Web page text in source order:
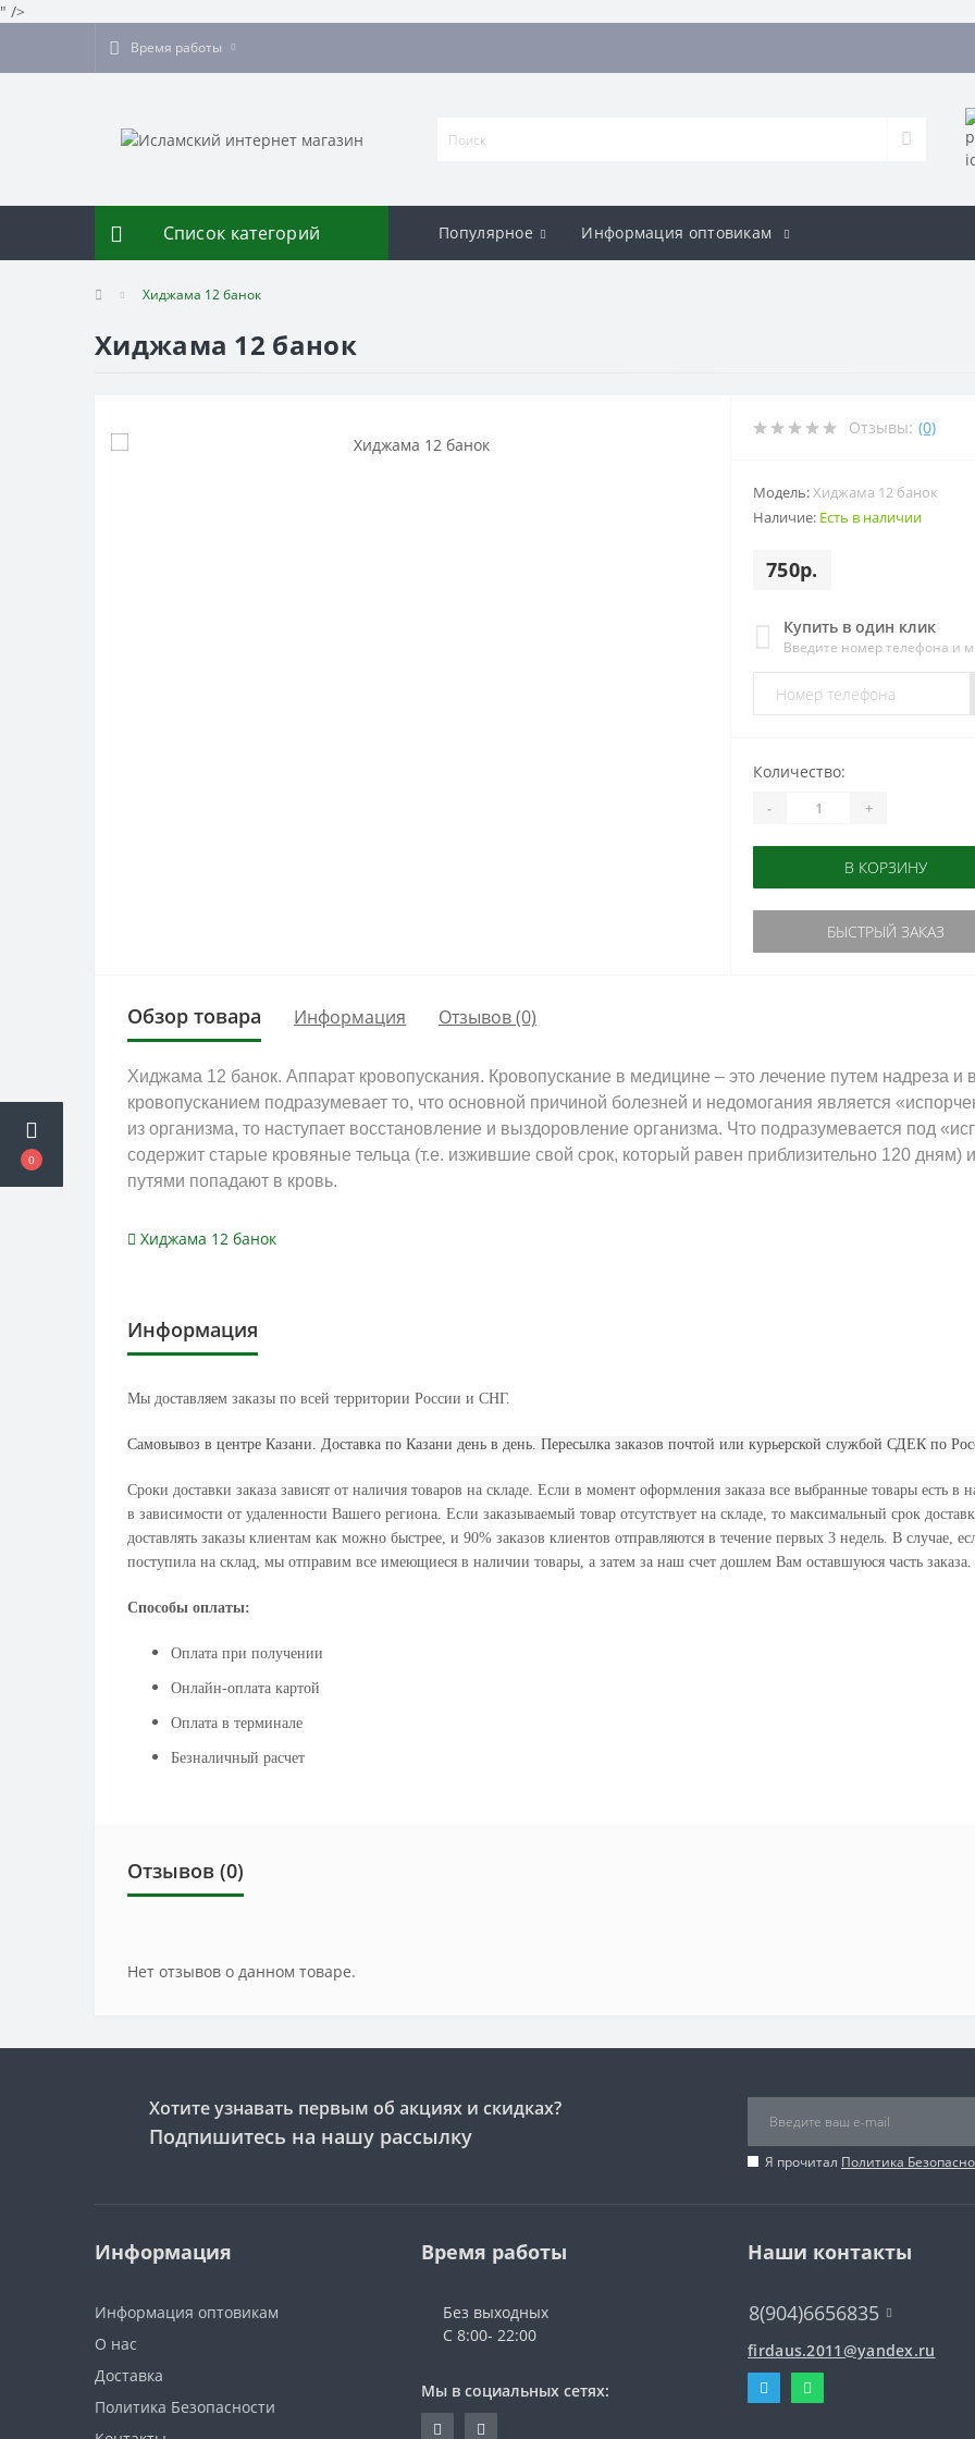
" />
0
Время работы
Список категорий Популярное Информация оптовикам
Хиджама 12 банок
Хиджама 12 банок
Отзывы: (0)
Модель:Хиджама 12 банок
Наличие: Есть в наличии
750р.
Купить в один клик
Введите номер телефона и
Количество:
- +
В КОРЗИНУ
БЫСТРЫЙ ЗАКАЗ
Обзор товара Информация Отзывов (0)
Хиджама 12 банок. Аппарат кровопускания. Кровопускание в медицине – это лечение путем надреза
кровопусканием подразумевает то, что основной причиной болезней и недомогания является
из организма, то наступает восстановление и выздоровление организма. Что подразумевается под
содержит старые кровяные тельца (т.е. изжившие свой срок, который равен приблизительно 120
путями попадают в кровь.
Хиджама 12 банок
Информация
Мы доставляем заказы по всей территории России и СНГ.
Самовывоз в центре Казани. Доставка по Казани день в день. Пересылка заказов почтой или курьерской службой СДЕК по
Сроки доставки заказа зависят от наличия товаров на складе. Если в момент оформления заказа все выбранные товары есть в
в зависимости от удаленности Вашего региона. Если заказываемый товар отсутствует на складе, то максимальный срок
доставлять заказы клиентам как можно быстрее, и 90% заказов клиентов отправляются в течение первых 3 недель. В случае,
поступила на склад, мы отправим все имеющиеся в наличии товары, а затем за наш счет дошлем Вам оставшуюся часть заказа.
Способы оплаты:
Оплата при получении
Онлайн-оплата картой
Оплата в терминале
Безналичный расчет
Отзывов (0)
Нет отзывов о данном товаре.
Хотите узнавать первым об акциях и скидках?
Подпишитесь на нашу рассылку
Я прочитал Политика
Информация
Информация оптовикам
О нас
Доставка
Политика Безопасности
Время работы
Без выходных
С 8:00- 22:00
Мы в социальных сетях:
Наши контакты
8(904)6656835
firdaus.2011@yandex.ru